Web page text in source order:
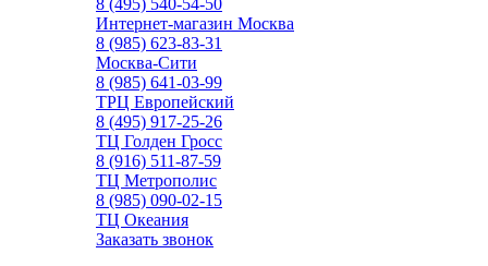
8 (495) 540-54-50
Интернет-магазин Москва
8 (985) 623-83-31
Москва-Сити
8 (985) 641-03-99
ТРЦ Европейский
8 (495) 917-25-26
ТЦ Голден Гросс
8 (916) 511-87-59
ТЦ Метрополис
8 (985) 090-02-15
ТЦ Океания
Заказать звонок